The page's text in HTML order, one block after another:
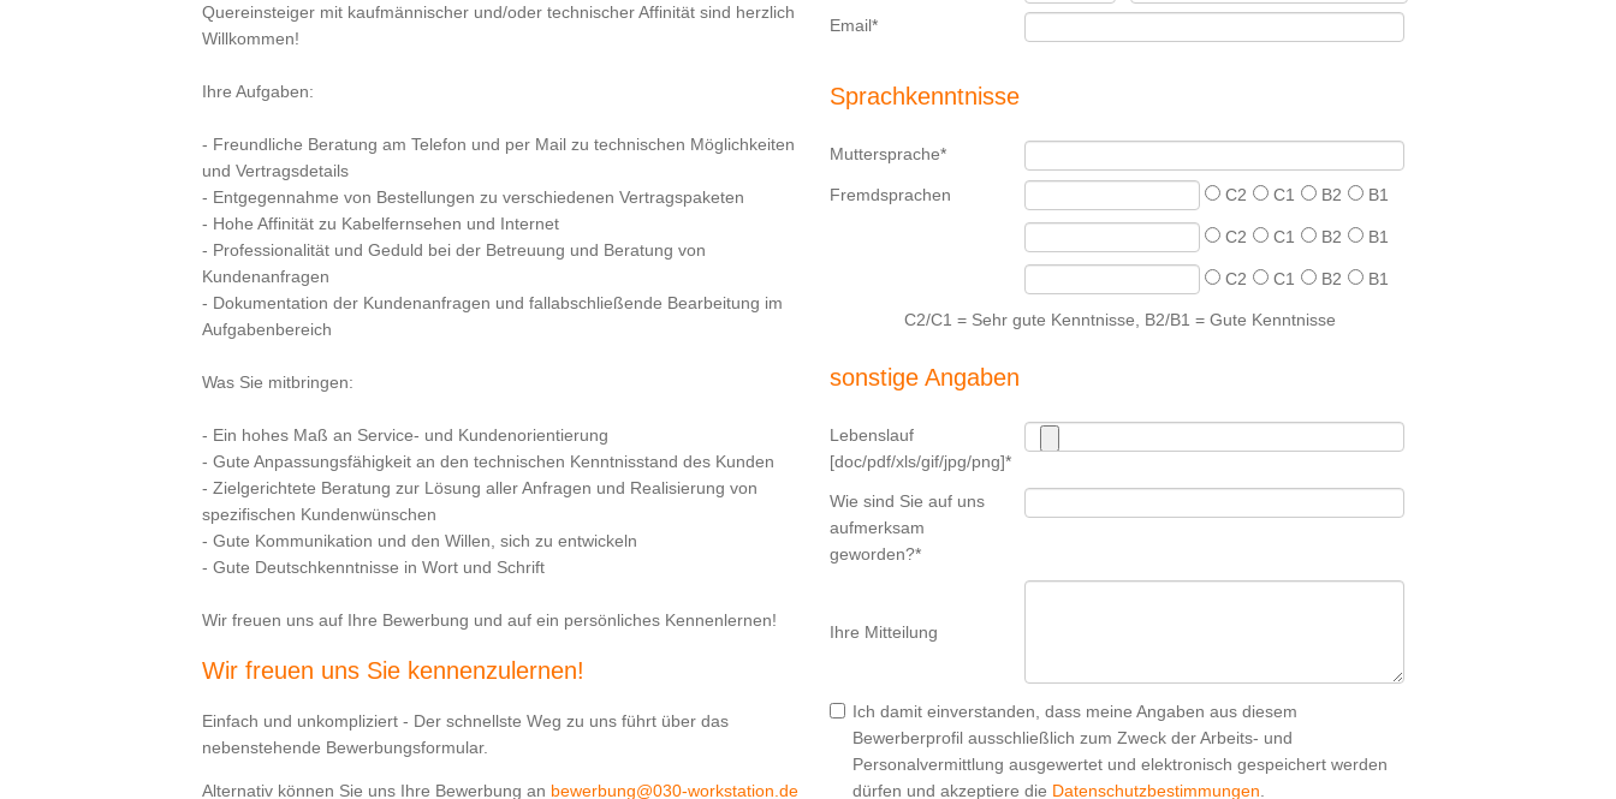
Quereinsteiger mit kaufmännischer und/oder technischer Affinität sind herzlich
Willkommen!
Ihre Aufgaben:
- Freundliche Beratung am Telefon und per Mail zu technischen Möglichkeiten
und Vertragsdetails
- Entgegennahme von Bestellungen zu verschiedenen Vertragspaketen
- Hohe Affinität zu Kabelfernsehen und Internet
- Professionalität und Geduld bei der Betreuung und Beratung von
Kundenanfragen
- Dokumentation der Kundenanfragen und fallabschließende Bearbeitung im
Aufgabenbereich
Was Sie mitbringen:
- Ein hohes Maß an Service- und Kundenorientierung
- Gute Anpassungsfähigkeit an den technischen Kenntnisstand des Kunden
- Zielgerichtete Beratung zur Lösung aller Anfragen und Realisierung von
spezifischen Kundenwünschen
- Gute Kommunikation und den Willen, sich zu entwickeln
- Gute Deutschkenntnisse in Wort und Schrift
Wir freuen uns auf Ihre Bewerbung und auf ein persönliches Kennenlernen!
Wir freuen uns Sie kennenzulernen!
Einfach und unkompliziert - Der schnellste Weg zu uns führt über das
nebenstehende Bewerbungsformular.
Alternativ können Sie uns Ihre Bewerbung an bewerbung@030-workstation.de
Email*
Sprachkenntnisse
Muttersprache*
Fremdsprachen C2 C1 B2 B1
C2 C1 B2 B1
C2 C1 B2 B1
C2/C1 = Sehr gute Kenntnisse, B2/B1 = Gute Kenntnisse
sonstige Angaben
Lebenslauf
[doc/pdf/xls/gif/jpg/png]*
Wie sind Sie auf uns
aufmerksam
geworden?*
Ihre Mitteilung
Ich damit einverstanden, dass meine Angaben aus diesem
Bewerberprofil ausschließlich zum Zweck der Arbeits- und
Personalvermittlung ausgewertet und elektronisch gespeichert werden
dürfen und akzeptiere die Datenschutzbestimmungen